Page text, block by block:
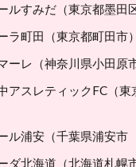
ルすみだ（東京都墨田区
ラ町田（東京都町田市）
ーレ（神奈川県小田原市
アスレティックFC（東
ル浦安（千葉県浦安市
ダ北海道（北海道札幌市